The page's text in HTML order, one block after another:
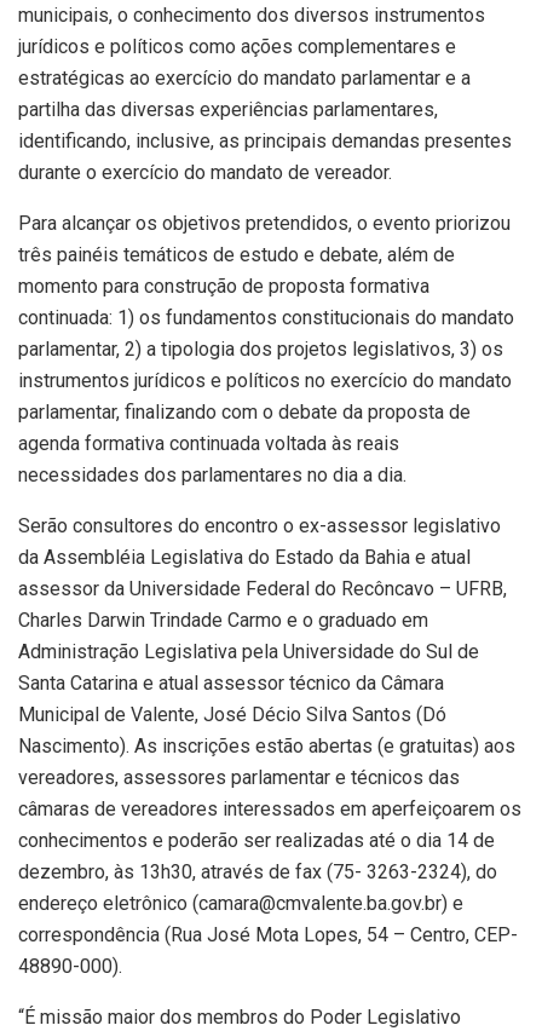
municipais, o conhecimento dos diversos instrumentos
jurídicos e políticos como ações complementares e
estratégicas ao exercício do mandato parlamentar e a
partilha das diversas experiências parlamentares,
identificando, inclusive, as principais demandas presentes
durante o exercício do mandato de vereador.
Para alcançar os objetivos pretendidos, o evento priorizou
três painéis temáticos de estudo e debate, além de
momento para construção de proposta formativa
continuada: 1) os fundamentos constitucionais do mandato
parlamentar, 2) a tipologia dos projetos legislativos, 3) os
instrumentos jurídicos e políticos no exercício do mandato
parlamentar, finalizando com o debate da proposta de
agenda formativa continuada voltada às reais
necessidades dos parlamentares no dia a dia.
Serão consultores do encontro o ex-assessor legislativo
da Assembléia Legislativa do Estado da Bahia e atual
assessor da Universidade Federal do Recôncavo – UFRB,
Charles Darwin Trindade Carmo e o graduado em
Administração Legislativa pela Universidade do Sul de
Santa Catarina e atual assessor técnico da Câmara
Municipal de Valente, José Décio Silva Santos (Dó
Nascimento). As inscrições estão abertas (e gratuitas) aos
vereadores, assessores parlamentar e técnicos das
câmaras de vereadores interessados em aperfeiçoarem os
conhecimentos e poderão ser realizadas até o dia 14 de
dezembro, às 13h30, através de fax (75- 3263-2324), do
endereço eletrônico (camara@cmvalente.ba.gov.br) e
correspondência (Rua José Mota Lopes, 54 – Centro, CEP-
48890-000).
“É missão maior dos membros do Poder Legislativo